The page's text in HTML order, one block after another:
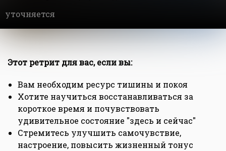
уточняется
Этот ретрит для вас, если вы:
Вам необходим ресурс тишины и покоя
Хотите научиться восстанавливаться за
короткое время и почувствовать
удивительное состояние "здесь и сейчас"
Стремитесь улучшить самочувствие,
настроение, повысить жизненный тонус